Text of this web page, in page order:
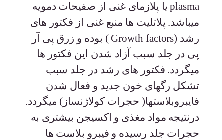
plasma یا پلازمای غنی از صفیحات دمویه
میباشد. پلاتلیت ها منبع غنی از فکتور های
رشد (Growth factors ) بوده و زرق پی آر
پی در جلد سبب آزاد شدن این فکتور ها
میگردد. فکتور های رشد در جلد سبب
تشکل رگهای خون جدید و فعال شدن
فایبروبلاستها( حجرات کولاژنساز) میگردد.
درنتیجه مواد مغذی و اکسیجن بیشتری به
حجرات جلد رسیده و فیبرو بلاست ها